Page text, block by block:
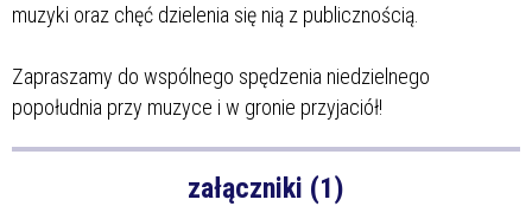
muzyki oraz chęć dzielenia się nią z publicznością.
Zapraszamy do wspólnego spędzenia niedzielnego
popołudnia przy muzyce i w gronie przyjaciół!
załączniki (1)